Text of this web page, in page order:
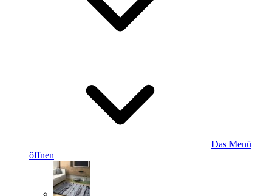
Das Menü
öffnen